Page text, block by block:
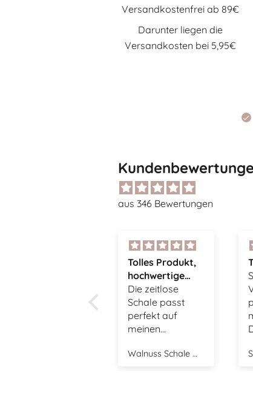
Versandkostenfrei ab 89€
Darunter liegen die
Versandkosten bei 5,95€
aus 346 Bewertungen
Tolle Vögel
Sehr schöne
Vögel, passen
perfekt zu
meiner
Dekoration.
Swedish Birds Osterdekoration 2er Set - mole dot